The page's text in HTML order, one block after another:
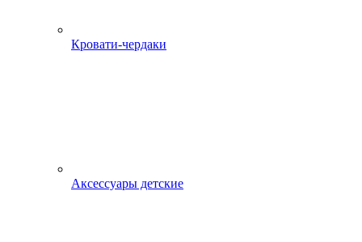
Кровати-чердаки
Аксессуары детские